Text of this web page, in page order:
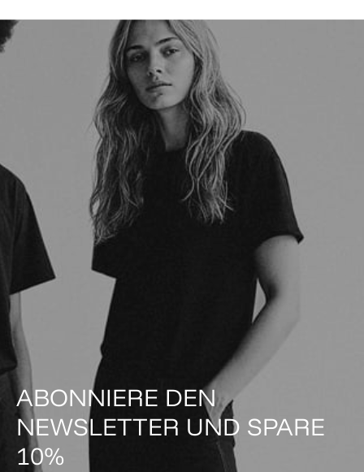
ABONNIERE DEN
NEWSLETTER UND SPARE
10%